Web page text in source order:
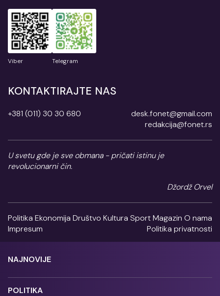
Viber Telegram
KONTAKTIRAJTE NAS
+381 (011) 30 30 680
desk.fonet@gmail.com
redakcija@fonet.rs
U svetu gde je sve obmana - pričati istinu je
revolucionarni čin.
Džordž Orvel
Politika Ekonomija Društvo Kultura SportMagazin O nama
Impresum
Politika privatnosti
NAJNOVIJE
POLITIKA